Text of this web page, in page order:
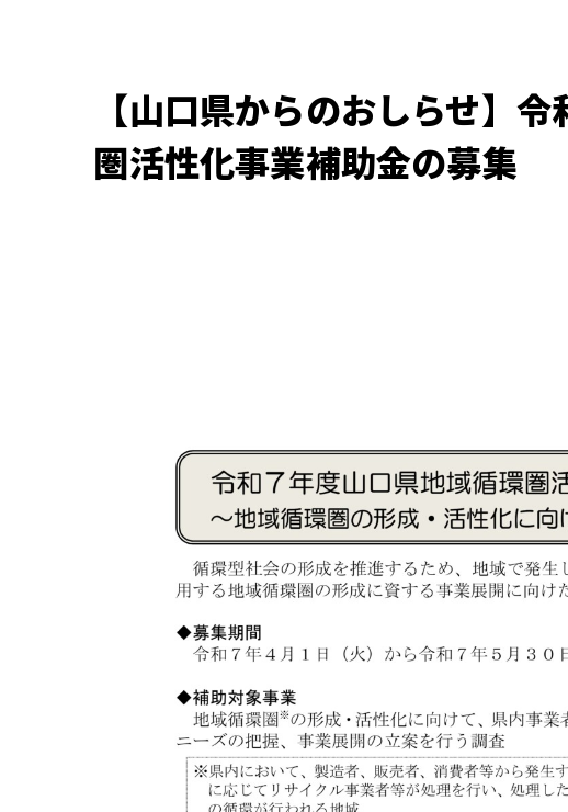
【山口県からのおしらせ】
圏活性化事業補助金の募集